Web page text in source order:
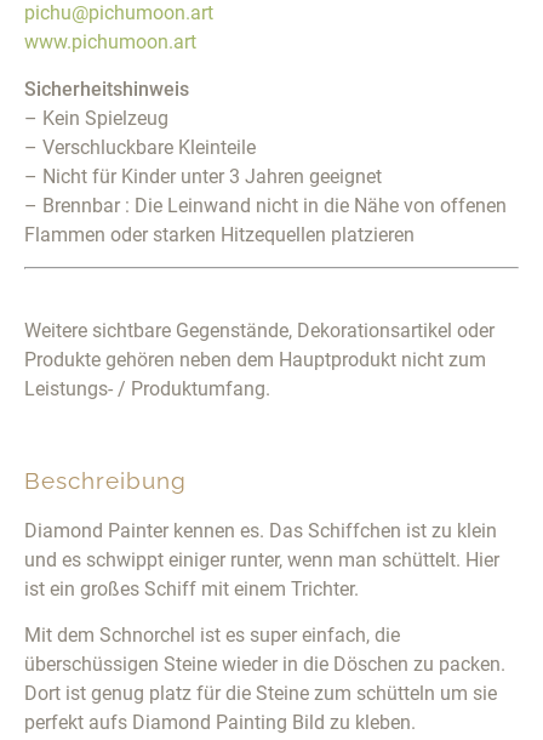
Beschreibung
Diamond Painter kennen es. Das Schiffchen ist zu klein
und es schwippt einiger runter, wenn man schüttelt. Hier
ist ein großes Schiff mit einem Trichter.
Mit dem Schnorchel ist es super einfach, die
überschüssigen Steine wieder in die Döschen zu packen.
Dort ist genug platz für die Steine zum schütteln um sie
perfekt aufs Diamond Painting Bild zu kleben.
pichu@pichumoon.art
www.pichumoon.art
Sicherheitshinweis
– Kein Spielzeug
– Verschluckbare Kleinteile
– Nicht für Kinder unter 3 Jahren geeignet
– Brennbar : Die Leinwand nicht in die Nähe von offenen
Flammen oder starken Hitzequellen platzieren
Weitere sichtbare Gegenstände, Dekorationsartikel oder
Produkte gehören neben dem Hauptprodukt nicht zum
Leistungs- / Produktumfang.